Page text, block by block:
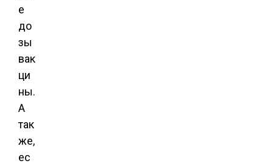
е
до
зы
вак
ци
ны.
А
так
же,
ес